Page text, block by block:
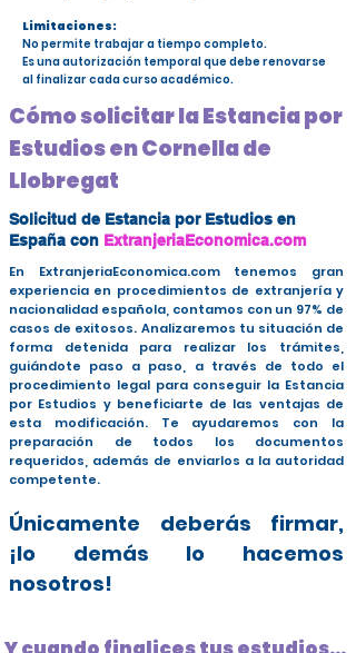
Limitaciones:
No permite trabajar a tiempo completo.
Es una autorización temporal que debe renovarse
al finalizar cada curso académico.
Cómo solicitar la Estancia por
Estudios en Cornella de
Llobregat
Solicitud de Estancia por Estudios en
España con ExtranjeriaEconomica.com
En ExtranjeriaEconomica.com tenemos gran
experiencia en procedimientos de extranjería y
nacionalidad española, contamos con un 97% de
casos de exitosos. Analizaremos tu situación de
forma detenida para realizar los trámites,
guiándote paso a paso, a través de todo el
procedimiento legal para conseguir la Estancia
por Estudios y beneficiarte de las ventajas de
esta modificación. Te ayudaremos con la
preparación de todos los documentos
requeridos, además de enviarlos a la autoridad
competente.
Únicamente deberás firmar,
¡lo demás lo hacemos
nosotros!